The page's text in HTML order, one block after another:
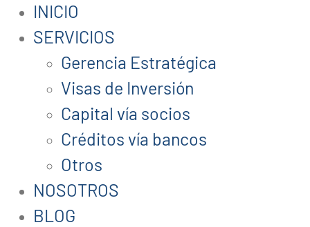
INICIO
SERVICIOS
Gerencia Estratégica
Visas de Inversión
Capital vía socios
Créditos vía bancos
Otros
NOSOTROS
BLOG